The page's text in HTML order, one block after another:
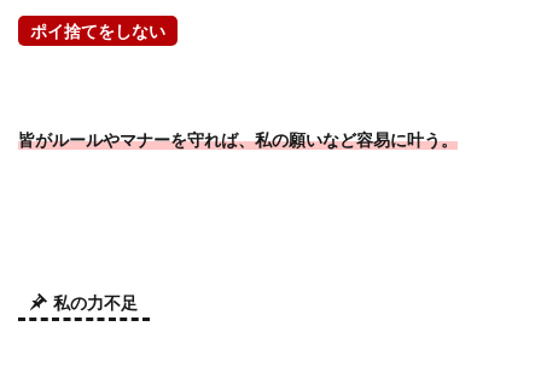
ポイ捨てをしない
皆がルールやマナーを守れば、私の願いなど容易に叶う。
私の力不足